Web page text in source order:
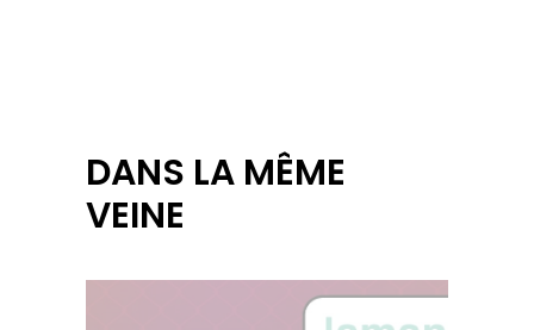
DANS LA MÊME
VEINE